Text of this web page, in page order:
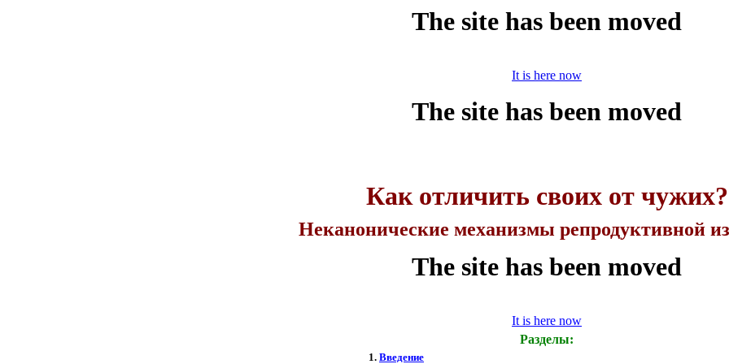
The site has been moved
It is here now
Как отличить своих от чужих?
Неканонические механизмы репродуктивной